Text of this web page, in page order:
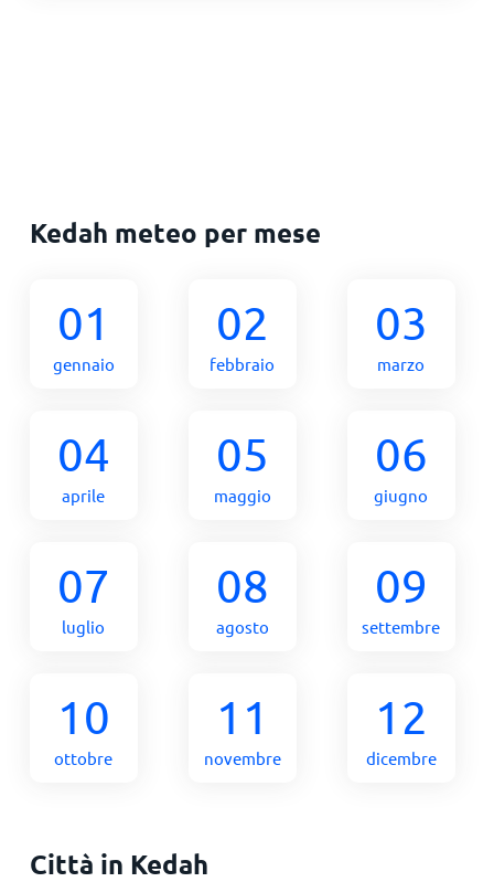
Kedah meteo per mese
01
gennaio
02
febbraio
03
marzo
04
aprile
05
maggio
06
giugno
07
luglio
08
agosto
09
settembre
10
ottobre
11
novembre
12
dicembre
Città in Kedah